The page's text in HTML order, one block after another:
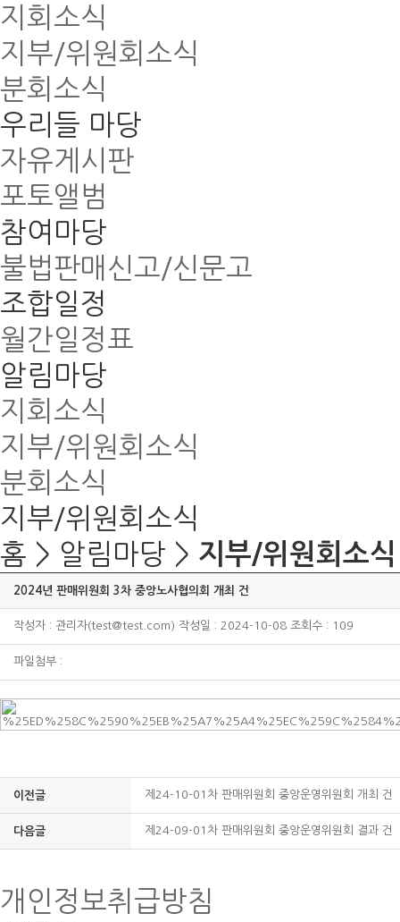
지회소식
지부/위원회소식
분회소식
우리들 마당
자유게시판
포토앨범
참여마당
불법판매신고/신문고
조합일정
월간일정표
알림마당
지회소식
지부/위원회소식
분회소식
지부/위원회소식
홈 > 알림마당 > 지부/위원회소식
2024년 판매위원회 3차 중앙노사협의회 개최 건
작성자 : 관리자(test@test.com) 작성일 : 2024-10-08 조회수 : 109
파일첨부 :
이전글 제24-10-01차 판매위원회 중앙운영위원회 개최 건
다음글 제24-09-01차 판매위원회 중앙운영위원회 결과 건
개인정보취급방침